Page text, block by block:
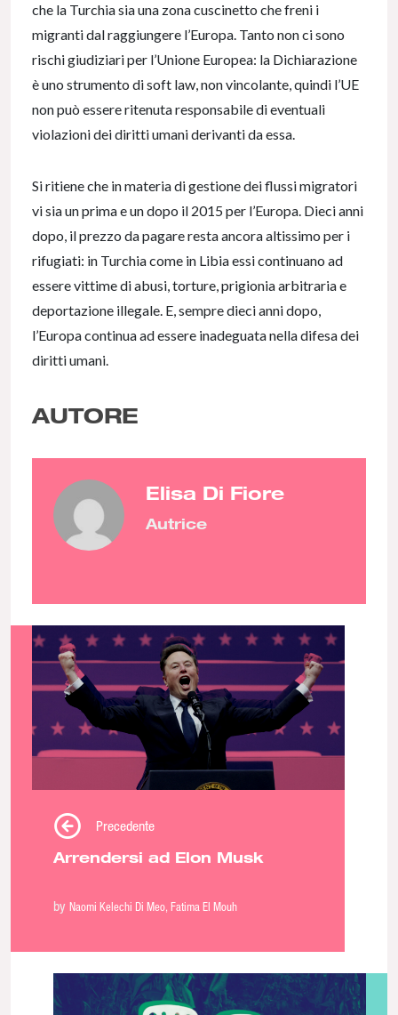
che la Turchia sia una zona cuscinetto che freni i
migranti dal raggiungere l’Europa. Tanto non ci sono
rischi giudiziari per l’Unione Europea: la Dichiarazione
è uno strumento di soft law, non vincolante, quindi l’UE
non può essere ritenuta responsabile di eventuali
violazioni dei diritti umani derivanti da essa.
Si ritiene che in materia di gestione dei flussi migratori
vi sia un prima e un dopo il 2015 per l’Europa. Dieci anni
dopo, il prezzo da pagare resta ancora altissimo per i
rifugiati: in Turchia come in Libia essi continuano ad
essere vittime di abusi, torture, prigionia arbitraria e
deportazione illegale. E, sempre dieci anni dopo,
l’Europa continua ad essere inadeguata nella difesa dei
diritti umani.
AUTORE
Elisa Di Fiore
Autrice
Precedente
Arrendersi ad Elon Musk
by Naomi Kelechi Di Meo Fatima El Mouh